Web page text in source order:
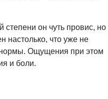
он чуть провис, но
настолько, что уже не
нормы. Ощущения при этом
и боли.